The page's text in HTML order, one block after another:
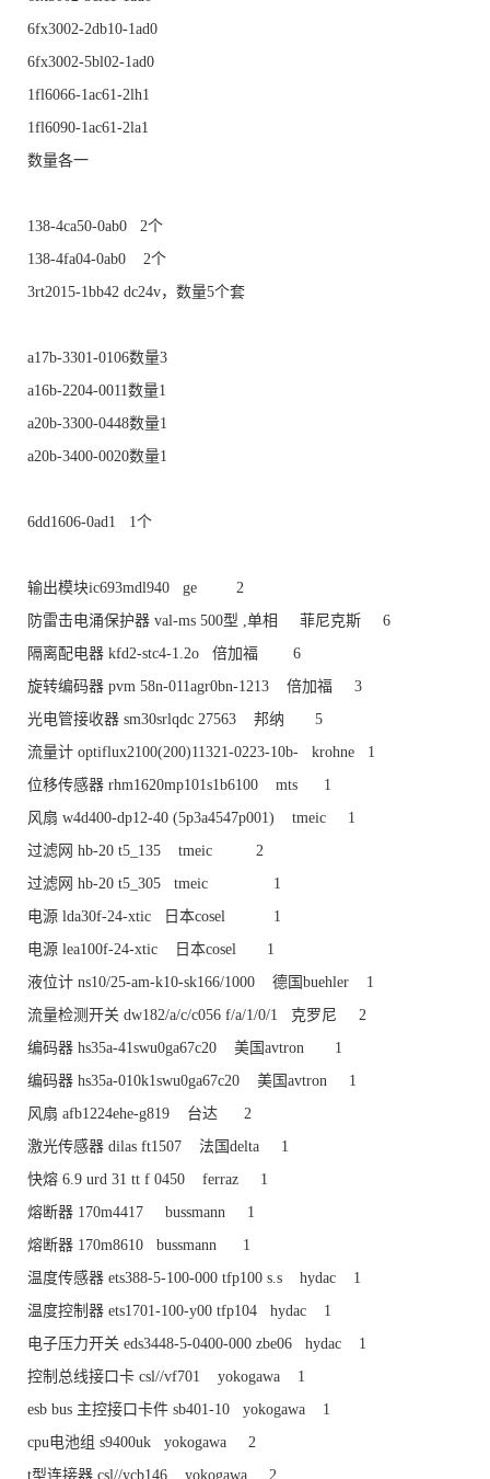
6fx3002-2db10-1ad0
6fx3002-5bl02-1ad0
1fl6066-1ac61-2lh1
1fl6090-1ac61-2la1
数量各一
138-4ca50-0ab0 2个
138-4fa04-0ab0 2个
3rt2015-1bb42 dc24v，数量5个套
a17b-3301-0106数量3
a16b-2204-0011数量1
a20b-3300-0448数量1
a20b-3400-0020数量1
6dd1606-0ad1 1个
输出模块ic693mdl940 ge 2
防雷击电涌保护器 val-ms 500型 ,单相 菲尼克斯 6
隔离配电器 kfd2-stc4-1.2o 倍加福 6
旋转编码器 pvm 58n-011agr0bn-1213 倍加福 3
光电管接收器 sm30srlqdc 27563 邦纳 5
流量计 optiflux2100(200)11321-0223-10b- krohne 1
位移传感器 rhm1620mp101s1b6100 mts 1
风扇 w4d400-dp12-40 (5p3a4547p001) tmeic 1
过滤网 hb-20 t5_135 tmeic 2
过滤网 hb-20 t5_305 tmeic 1
电源 lda30f-24-xtic 日本cosel 1
电源 lea100f-24-xtic 日本cosel 1
液位计 ns10/25-am-k10-sk166/1000 德国buehler 1
流量检测开关 dw182/a/c/c056 f/a/1/0/1 克罗尼 2
编码器 hs35a-41swu0ga67c20 美国avtron 1
编码器 hs35a-010k1swu0ga67c20 美国avtron 1
风扇 afb1224ehe-g819 台达 2
激光传感器 dilas ft1507 法国delta 1
快熔 6.9 urd 31 tt f 0450 ferraz 1
熔断器 170m4417 bussmann 1
熔断器 170m8610 bussmann 1
温度传感器 ets388-5-100-000 tfp100 s.s hydac 1
温度控制器 ets1701-100-y00 tfp104 hydac 1
电子压力开关 eds3448-5-0400-000 zbe06 hydac 1
控制总线接口卡 csl//vf701 yokogawa 1
esb bus 主控接口卡件 sb401-10 yokogawa 1
cpu电池组 s9400uk yokogawa 2
t型连接器 csl//ycb146 yokogawa 2